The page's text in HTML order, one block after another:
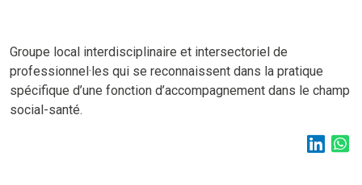
Groupe local interdisciplinaire et intersectoriel de
professionnel·les qui se reconnaissent dans la pratique
spécifique d’une fonction d’accompagnement dans le champ
social-santé.